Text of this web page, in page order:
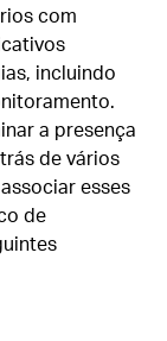
com
incluindo
a presença
de vários
esses
de